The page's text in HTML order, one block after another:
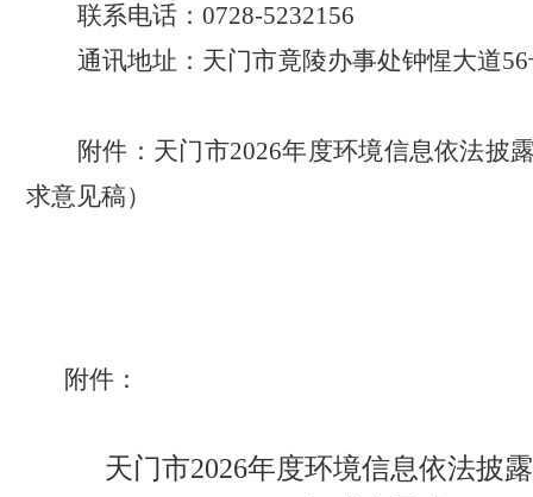
联系电话： 0728-5232156
通讯地址：天门市竟陵办事处钟惺大道
附件：天门市2026年度环境信息依法披
求意见稿）
附件 ：
天门市2026年度环境信息依法披